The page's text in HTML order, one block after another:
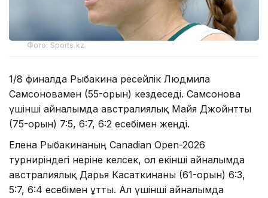
Фото: Sports.kz
1/8 финалда Рыбакина ресейлік Людмила
Самсоновамен (55-орын) кездеседі. Самсонова
үшінші айналымда австралиялық Майя Джойнтты
(75-орын) 7:5, 6:7, 6:2 есебімен жеңді.
Елена Рыбакинаның Canadian Open-2026
турниріндегі өнеріне келсек, ол екінші айналымда
австралиялық Дарья Касаткинаны (61-орын) 6:3,
5:7, 6:4 есебімен ұтты. Ал үшінші айналымда